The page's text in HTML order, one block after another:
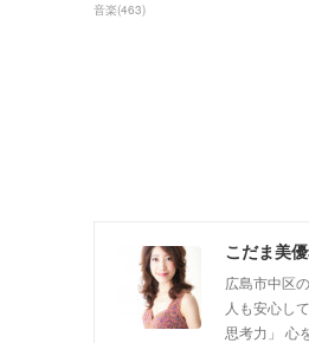
音楽(463)
こだま美
広島市中区
人も安心し
思考力」 心